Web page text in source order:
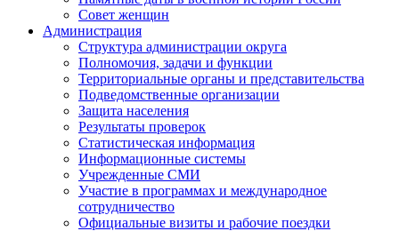
Совет женщин
Администрация
Структура администрации округа
Полномочия, задачи и функции
Территориальные органы и представительства
Подведомственные организации
Защита населения
Результаты проверок
Статистическая информация
Информационные системы
Учрежденные СМИ
Участие в программах и международное
сотрудничество
Официальные визиты и рабочие поездки